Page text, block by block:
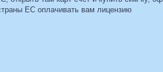
ЕС оплачивать вам лицензию